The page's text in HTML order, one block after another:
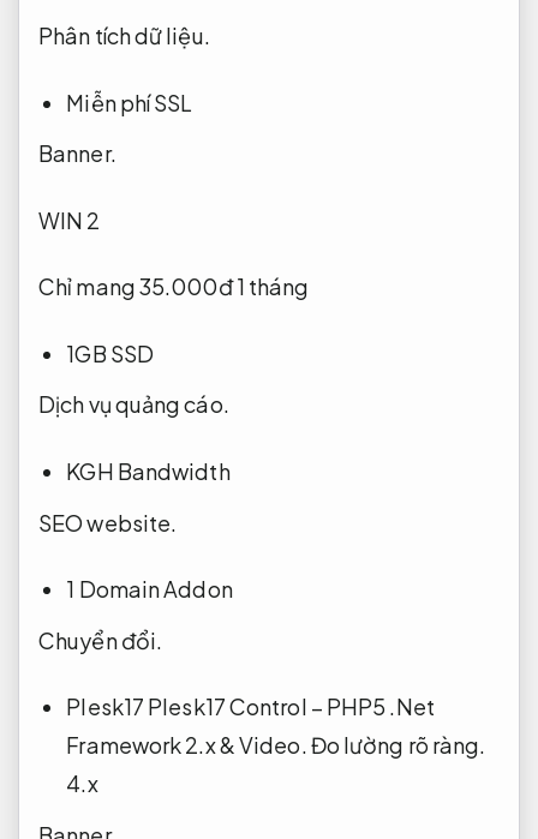
Phân tích dữ liệu.
Miễn phí SSL
Banner.
WIN 2
Chỉ mang 35.000đ 1 tháng
1GB SSD
Dịch vụ quảng cáo.
KGH Bandwidth
SEO website.
1 Domain Addon
Chuyển đổi.
Plesk17 Plesk17 Control – PHP5 .Net
Framework 2.x &Video.Đo lường rõ ràng.
4.x